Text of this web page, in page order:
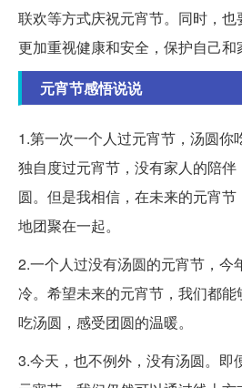
联欢等方式庆祝元宵节。同时，也
更加重视健康和安全，保护自己和
元宵节感悟说说
1.第一次一个人过元宵节，汤圆你
独自度过元宵节，没有家人的陪
圆。但是我相信，在未来的元宵
地团聚在一起。
2.一个人过没有汤圆的元宵节，今
冷。希望未来的元宵节，我们都能
吃汤圆，感受团圆的温暖。
3.今天，也不例外，没有汤圆。即